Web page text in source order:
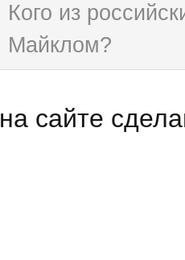
Кого из
Майклом?
на сайте